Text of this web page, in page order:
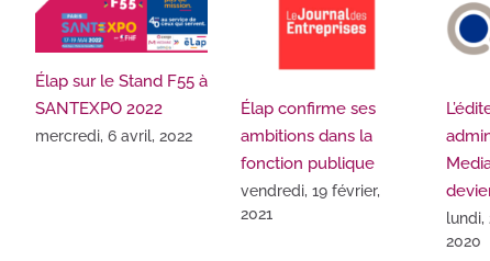
Élap sur le Stand F55 à
SANTEXPO 2022
mercredi, 6 avril, 2022
Élap confirme ses
ambitions dans la
fonction publique
vendredi, 19 février,
2021
lundi,
2020